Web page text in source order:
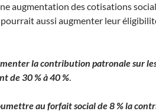
augmentation des cotisations
aussi augmenter leur
la contribution patronale sur
de 30 % à 40 %.
au forfait social de 8 % la